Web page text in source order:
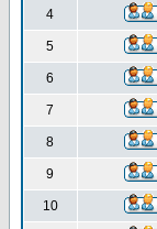
4
5
6
7
8
9
10